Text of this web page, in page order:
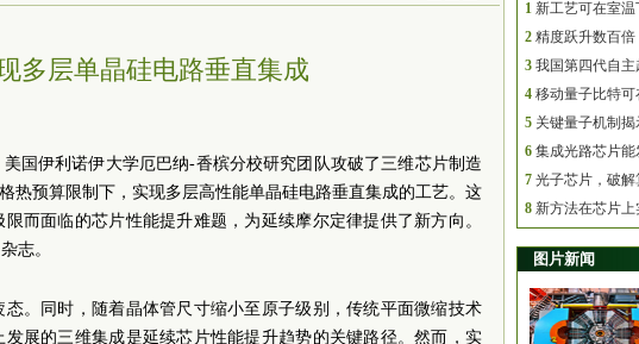
多层单晶硅电路垂直集成
国伊利诺伊大学厄巴纳-香槟分校研究团队攻破了三维芯片制造
热预算限制下，实现多层高性能单晶硅电路垂直集成的工艺。这
而面临的芯片性能提升难题，为延续摩尔定律提供了新方向。
志。
。同时，随着晶体管尺寸缩小至原子级别，传统平面微缩技术
展的三维集成是延续芯片性能提升趋势的关键路径。然而，实
1 新工艺可在室
2 精度跃升数百
3 我国第四代自
4 移动量子比特
5 关键量子机制
6 集成光路芯片
7 光子芯片，破解
8 新方法在芯片
图片新闻